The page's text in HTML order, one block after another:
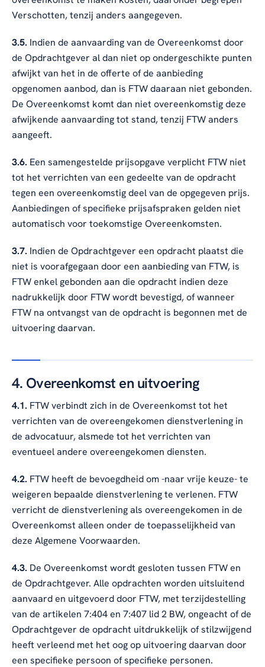
Verschotten, tenzij anders aangegeven.
3.5. Indien de aanvaarding van de Overeenkomst door
de Opdrachtgever al dan niet op ondergeschikte punten
afwijkt van het in de offerte of de aanbieding
opgenomen aanbod, dan is FTW daaraan niet gebonden.
De Overeenkomst komt dan niet overeenkomstig deze
afwijkende aanvaarding tot stand, tenzij FTW anders
aangeeft.
3.6. Een samengestelde prijsopgave verplicht FTW niet
tot het verrichten van een gedeelte van de opdracht
tegen een overeenkomstig deel van de opgegeven prijs.
Aanbiedingen of specifieke prijsafspraken gelden niet
automatisch voor toekomstige Overeenkomsten.
3.7. Indien de Opdrachtgever een opdracht plaatst die
niet is voorafgegaan door een aanbieding van FTW, is
FTW enkel gebonden aan die opdracht indien deze
nadrukkelijk door FTW wordt bevestigd, of wanneer
FTW na ontvangst van de opdracht is begonnen met de
uitvoering daarvan.
4. Overeenkomst en uitvoering
4.1. FTW verbindt zich in de Overeenkomst tot het
verrichten van de overeengekomen dienstverlening in
de advocatuur, alsmede tot het verrichten van
eventueel andere overeengekomen diensten.
4.2. FTW heeft de bevoegdheid om -naar vrije keuze- te
weigeren bepaalde dienstverlening te verlenen. FTW
verricht de dienstverlening als overeengekomen in de
Overeenkomst alleen onder de toepasselijkheid van
deze Algemene Voorwaarden.
4.3. De Overeenkomst wordt gesloten tussen FTW en
de Opdrachtgever. Alle opdrachten worden uitsluitend
aanvaard en uitgevoerd door FTW, met terzijdestelling
van de artikelen 7:404 en 7:407 lid 2 BW, ongeacht of de
Opdrachtgever de opdracht uitdrukkelijk of stilzwijgend
heeft verleend met het oog op uitvoering daarvan door
een specifieke persoon of specifieke personen.